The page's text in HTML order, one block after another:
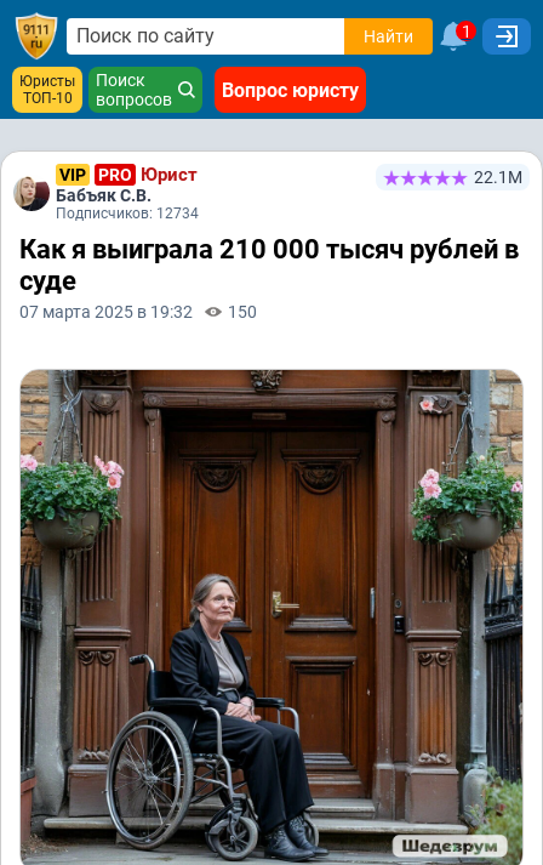
Найти 1
Юристы
ТОП-10
Поиск
вопросов
Вопрос юристу
VIP PRO Юрист
Бабъяк С.В.
Подписчиков: 12734
22.1М
Как я выиграла 210 000 тысяч рублей в
суде
07 марта 2025 в 19:32 150